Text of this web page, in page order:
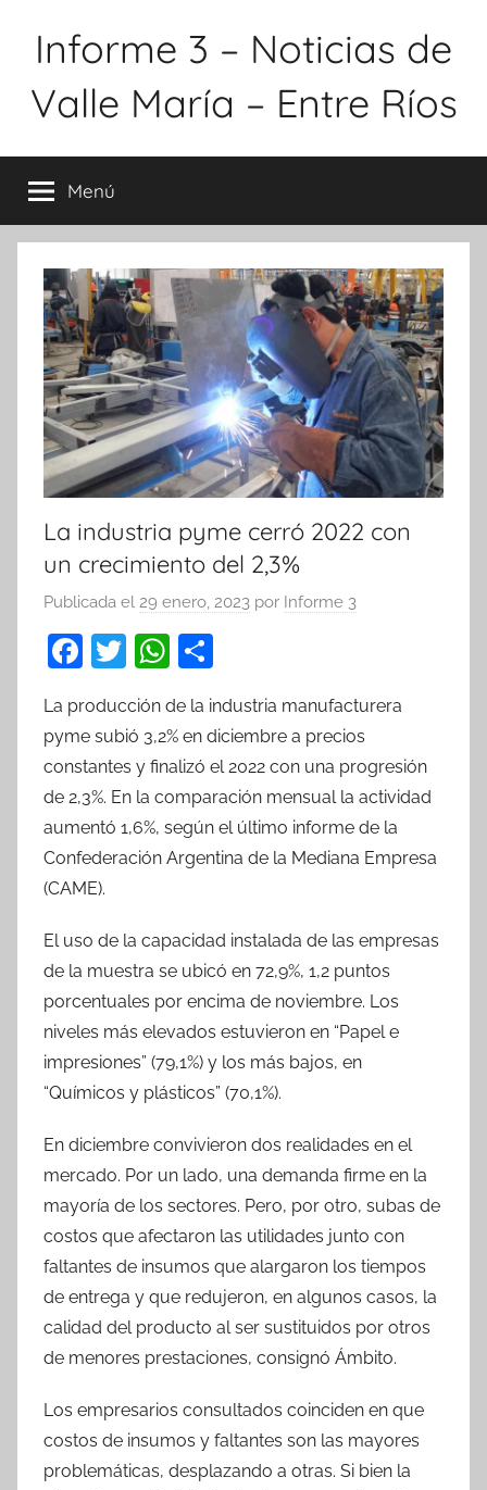
Informe 3 – Noticias de
Valle María – Entre Ríos
Menú
La industria pyme cerró 2022 con
un crecimiento del 2,3%
Publicada el 29 enero, 2023 por Informe 3
F
c
e
b
o
o
k
T
itt
er
W
at
s
A
p
p
m
p
ar
tir
La producción de la industria manufacturera
pyme subió 3,2% en diciembre a precios
constantes y finalizó el 2022 con una progresión
de 2,3%. En la comparación mensual la actividad
aumentó 1,6%, según el último informe de la
Confederación Argentina de la Mediana Empresa
(CAME).
El uso de la capacidad instalada de las empresas
de la muestra se ubicó en 72,9%, 1,2 puntos
porcentuales por encima de noviembre. Los
niveles más elevados estuvieron en “Papel e
impresiones” (79,1%) y los más bajos, en
“Químicos y plásticos” (70,1%).
En diciembre convivieron dos realidades en el
mercado. Por un lado, una demanda firme en la
mayoría de los sectores. Pero, por otro, subas de
costos que afectaron las utilidades junto con
faltantes de insumos que alargaron los tiempos
de entrega y que redujeron, en algunos casos, la
calidad del producto al ser sustituidos por otros
de menores prestaciones, consignó Ámbito.
Los empresarios consultados coinciden en que
costos de insumos y faltantes son las mayores
problemáticas, desplazando a otras. Si bien la